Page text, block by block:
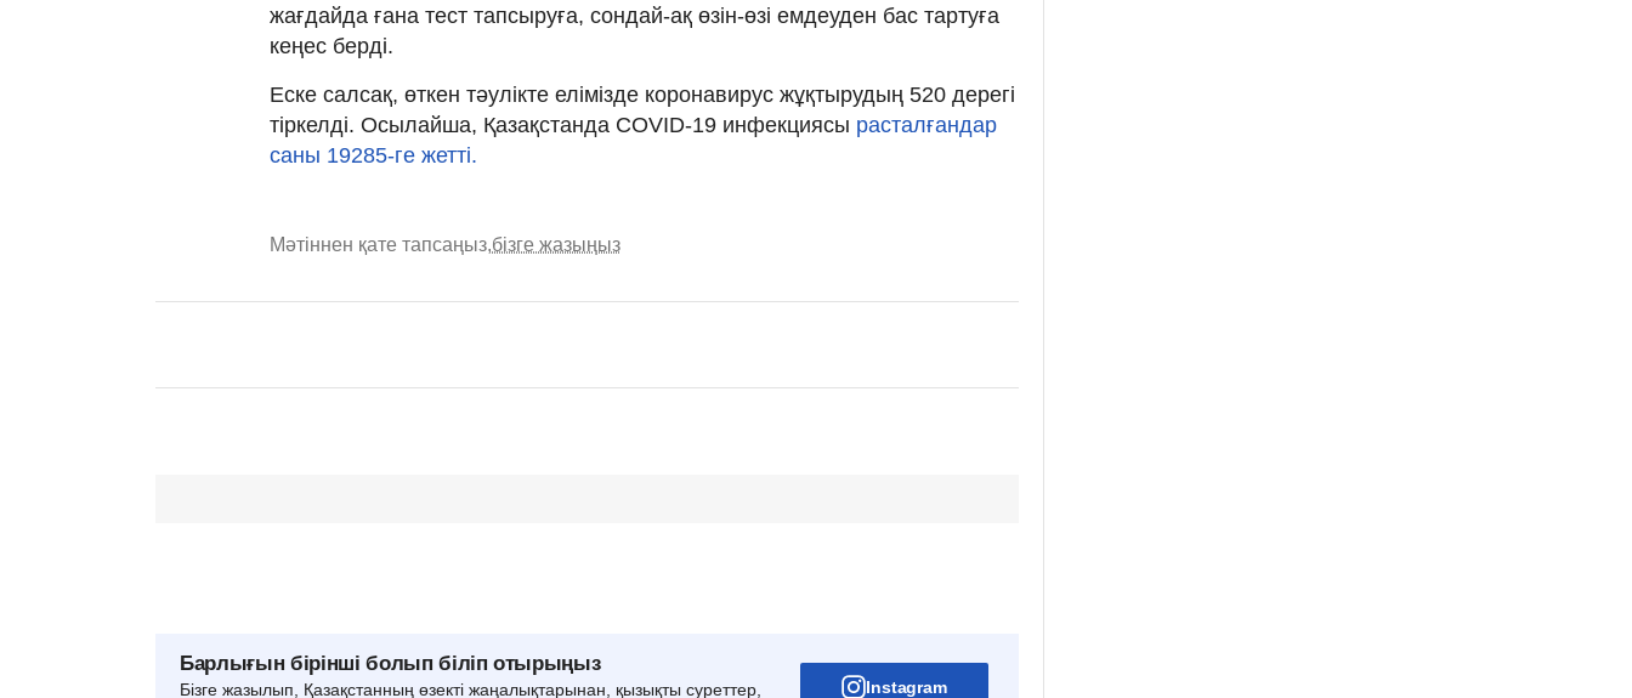
жағдайда ғана тест тапсыруға, сондай-ақ өзін-өзі емдеуден бас тартуға
кеңес берді.
Еске салсақ, өткен тәулікте елімізде коронавирус жұқтырудың 520 дерегі
тіркелді. Осылайша, Қазақстанда COVID-19 инфекциясы расталғандар
саны 19285-ге жетті.
Мәтіннен қате тапсаңыз,бізге жазыңыз
Барлығын бірінші болып біліп отырыңыз
Бізге жазылып, Қазақстанның өзекті жаңалықтарынан, қызықты суреттер, Instagram